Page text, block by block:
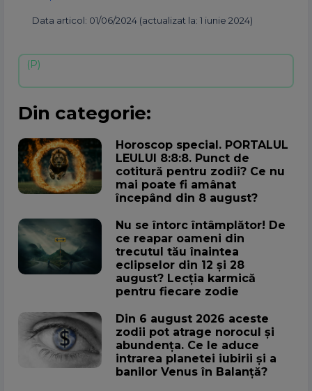
Data articol: 01/06/2024 (actualizat la: 1 iunie 2024)
Din categorie:
Horoscop special. PORTALUL
LEULUI 8:8:8. Punct de
cotitură pentru zodii? Ce nu
mai poate fi amânat
începând din 8 august?
Nu se întorc întâmplător! De
ce reapar oameni din
trecutul tău înaintea
eclipselor din 12 și 28
august? Lecția karmică
pentru fiecare zodie
Din 6 august 2026 aceste
zodii pot atrage norocul și
abundența. Ce le aduce
intrarea planetei iubirii și a
banilor Venus în Balanță?